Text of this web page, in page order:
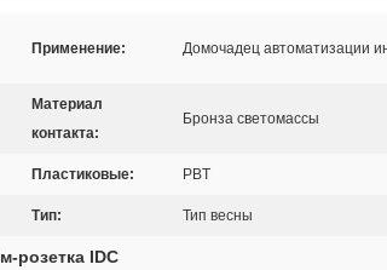
Применение: Домочадец автоматизации
Материал
контакта:
Бронза светомассы
Пластиковые: PBT
Тип: Тип весны
розетка IDC